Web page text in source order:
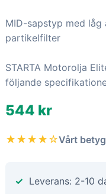
MID-sapstyp med
partikelfilter
STARTA Motorolja
följande
544 kr
★★★★☆Vårt
Leverans: 2-10